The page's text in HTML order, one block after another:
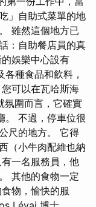
」自助式菜單的地
雖然這個地方已
：自助餐店員的真
娛樂中心設有
種食品和飲料，
可以在瓦哈斯海
氛圍而言，它確實
。 不過，停車位很
尺的地方。 它得
（小牛肉配維也納
一名服務員，他
其他的食物一定
物，愉快的服